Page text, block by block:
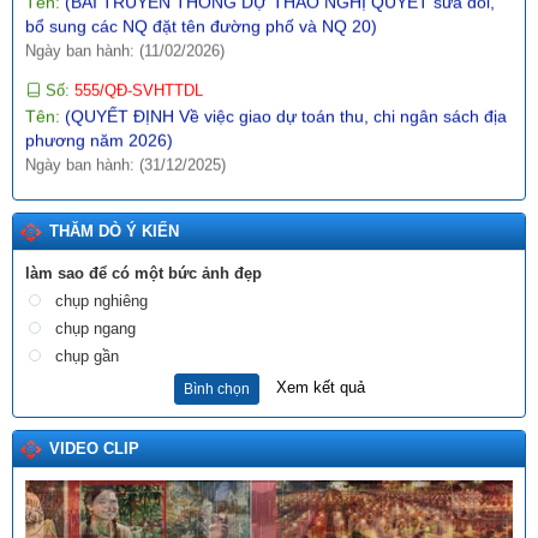
bổ sung các NQ đặt tên đường phố và NQ 20)
Ngày ban hành: (11/02/2026)
Số: 555/QĐ-SVHTTDL
Tên:
(QUYẾT ĐỊNH Về việc giao dự toán thu, chi ngân sách địa
phương năm 2026)
Ngày ban hành: (31/12/2025)
Tên:(NGHỊ ĐỊNH Hướng dẫn thi hành Nghị quyết số
197/2025/QH15 ngày 17 tháng 5 năm 2025 của Quốc hội về
một số cơ chế, chính sách đặc biệt tạo đột phá trong xây dựng
và tổ chức thi hành pháp luật)
Ngày ban hành: (10/12/2025)
Số:1987/SVHTTDL-VP
(V/v định hướng nội dung phổ biến, giáo dục pháp luật
Ngày ban hành: (03/06/2026)
Tên:(BÀI TRUYỀN THÔNG DỰ THẢO NGHỊ QUYẾT QUY
ĐỊNH NỘI DUNG, MỨC CHI MỘT SỐ HOẠT ĐỘNG VĂN HÓA,
NGHỆ THUẬT TRÊN ĐỊA BÀN TỈNH LAI CHÂU)
THĂM DÒ Ý KIẾN
làm sao để có một bức ảnh đẹp
chụp nghiêng
chụp ngang
chụp gần
Bình chọn Xem kết quả
VIDEO CLIP